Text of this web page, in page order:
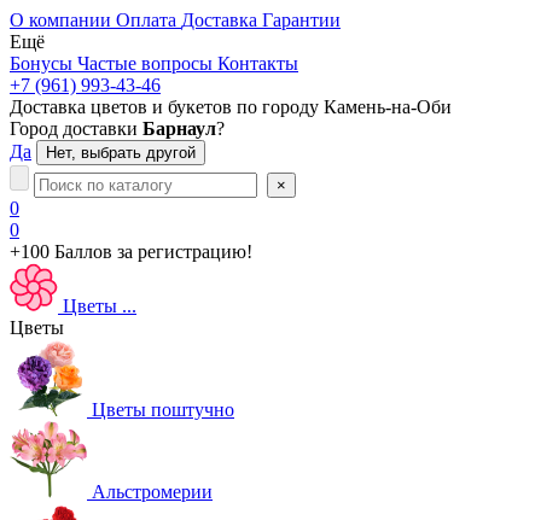
О компании Оплата Доставка Гарантии
Ещё
Бонусы Частые вопросы Контакты
+7 (961) 993-43-46
Доставка цветов и букетов по городу Камень-на-Оби
Город доставки Барнаул?
Да
Нет, выбрать другой
×
0
0
+100 Баллов за регистрацию!
Цветы ...
Цветы
Цветы поштучно
Альстромерии